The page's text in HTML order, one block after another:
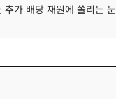
가 배당 재원에 쏠리는 눈